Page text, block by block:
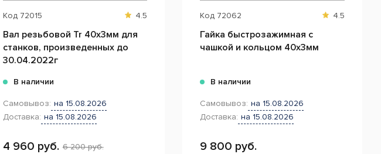
Код 72015 4.5
Вал резьбовой Tr 40х3мм для
станков, произведенных до
30.04.2022г
В наличии
Самовывоз: на 15.08.2026
Доставка: на 15.08.2026
4 960 руб. 6 200 руб.
Код 72062 4.5
Гайка быстрозажимная с
чашкой и кольцом 40х3мм
В наличии
Самовывоз: на 15.08.2026
Доставка: на 15.08.2026
9 800 руб.